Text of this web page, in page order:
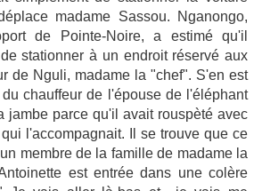
madame Sassou. Nganongo,
de Pointe-Noire, a estimé qu'il
stationner à un endroit réservé aux
de Nguli, madame la "chef". S'en est
chauffeur de l'épouse de l'éléphant
jambe parce qu'il avait rouspèté avec
l'accompagnait. Il se trouve que ce
membre de la famille de madame la
est entrée dans une colère